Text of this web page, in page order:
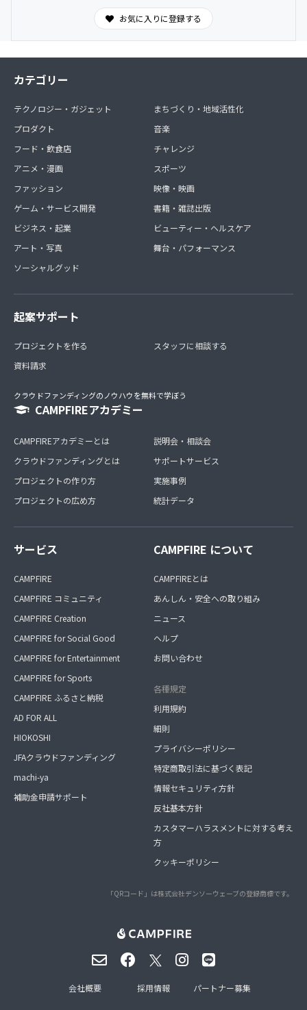
お気に入りに登録する
カテゴリー
テクノロジー・ガジェット
プロダクト
フード・飲食店
アニメ・漫画
ファッション
ゲーム・サービス開発
ビジネス・起業
アート・写真
ソーシャルグッド
まちづくり・地域活性化
音楽
チャレンジ
スポーツ
映像・映画
書籍・雑誌出版
ビューティー・ヘルスケア
舞台・パフォーマンス
起案サポート
プロジェクトを作る
資料請求
スタッフに相談する
クラウドファンディングのノウハウを無料で学ぼう
CAMPFIREアカデミー
CAMPFIREアカデミーとは
クラウドファンディングとは
プロジェクトの作り方
プロジェクトの広め方
説明会・相談会
サポートサービス
実施事例
統計データ
サービス
CAMPFIRE
CAMPFIRE コミュニティ
CAMPFIRE Creation
CAMPFIRE for Social Good
CAMPFIRE for Entertainment
CAMPFIRE for Sports
CAMPFIRE ふるさと納税
AD FOR ALL
HIOKOSHI
JFAクラウドファンディング
machi-ya
補助金申請サポート
CAMPFIRE について
CAMPFIREとは
あんしん・安全への取り組み
ニュース
ヘルプ
お問い合わせ
各種規定
利用規約
細則
プライバシーポリシー
特定商取引法に基づく表記
情報セキュリティ方針
反社基本方針
カスタマーハラスメントに対する考え
方
クッキーポリシー
「QRコード」は株式会社デンソーウェーブの登録商標です。
会社概要 採用情報 パートナー募集